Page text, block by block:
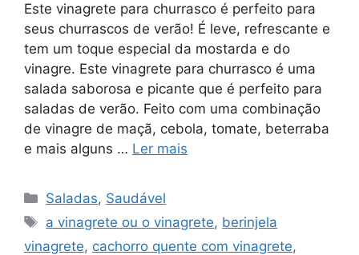
Este vinagrete para churrasco é perfeito para
seus churrascos de verão! É leve, refrescante e
tem um toque especial da mostarda e do
vinagre. Este vinagrete para churrasco é uma
salada saborosa e picante que é perfeito para
saladas de verão. Feito com uma combinação
de vinagre de maçã, cebola, tomate, beterraba
e mais alguns … Ler mais
Categorias
Saladas, Saudável
Tags
a vinagrete ou o vinagrete, berinjela
vinagrete, cachorro quente com vinagrete,